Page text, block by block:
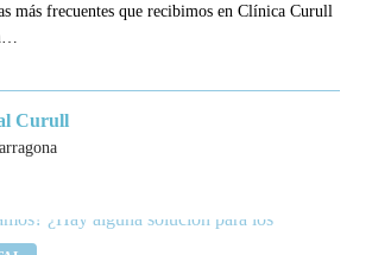
más frecuentes que recibimos en Clínica Curull
Curull